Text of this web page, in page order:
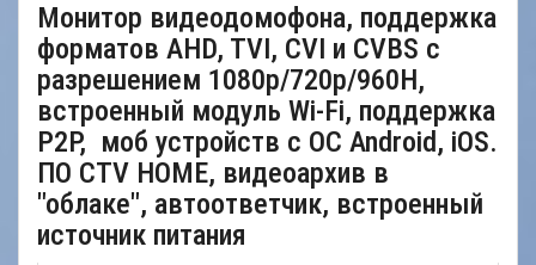
Монитор видеодомофона, поддержка
форматов AHD, TVI, CVI и CVBS с
разрешением 1080p/720p/960H,
встроенный модуль Wi-Fi, поддержка
P2P, моб устройств с ОС Android, iOS.
ПО CTV HOME, видеоархив в
"облаке", автоответчик, встроенный
источник питания